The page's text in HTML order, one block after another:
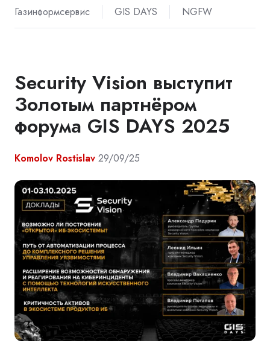
Газинформсервис
GIS DAYS NGFW
Security Vision выступит
Золотым партнёром
форума GIS DAYS 2025
Komolov Rostislav 29/09/25